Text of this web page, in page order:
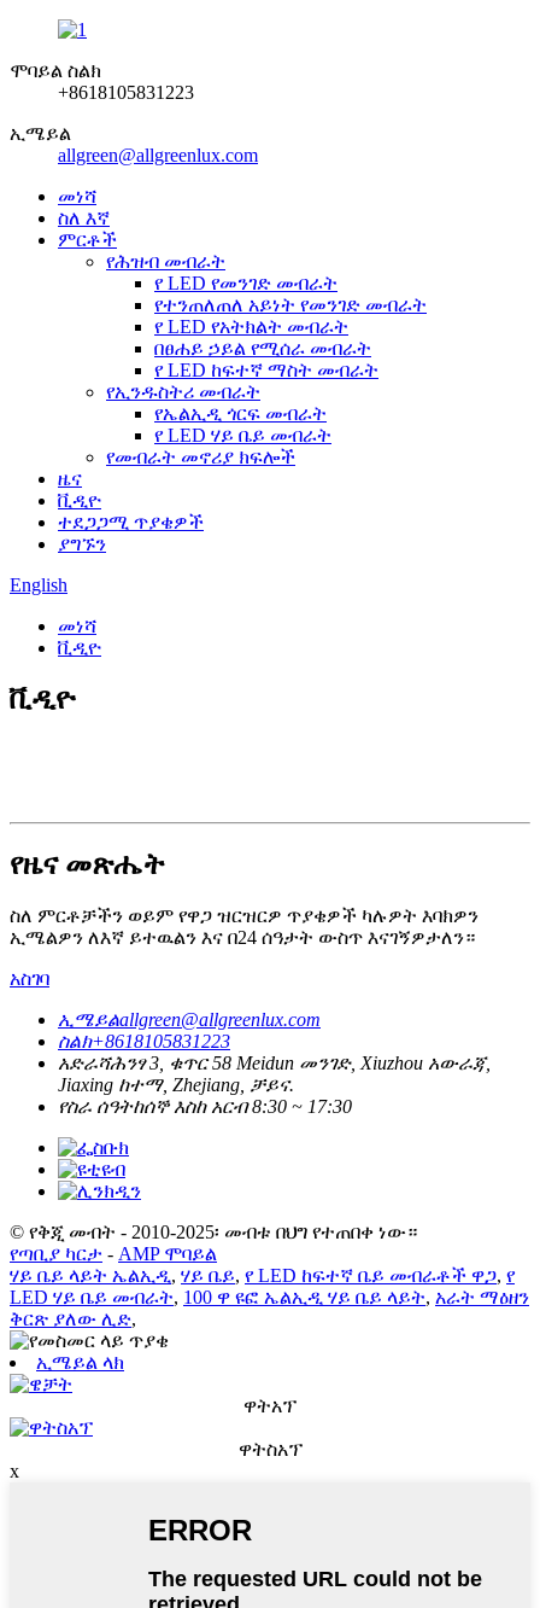
ሞባይል ስልክ
+8618105831223
ኢሜይል
allgreen@allgreenlux.com
መነሻ
ስለ እኛ
ምርቶች
የሕዝብ መብራት
የ LED የመንገድ መብራት
የተንጠለጠለ አይነት የመንገድ መብራት
የ LED የአትክልት መብራት
በፀሐይ ኃይል የሚሰራ መብራት
የ LED ከፍተኛ ማስት መብራት
የኢንዱስትሪ መብራት
የኤልኢዲ ጎርፍ መብራት
የ LED ሃይ ቤይ መብራት
የመብራት መኖሪያ ክፍሎች
ዜና
ቪዲዮ
ተደጋጋሚ ጥያቄዎች
ያግኙን
English
መነሻ
ቪዲዮ
ቪዲዮ
የዜና መጽሔት
ስለ ምርቶቻችን ወይም የዋጋ ዝርዝርዎ ጥያቄዎች ካሉዎት እባክዎን
ኢሜልዎን ለእኛ ይተዉልን እና በ24 ሰዓታት ውስጥ እናገኝዎታለን።
አስገባ
ኢሜይልallgreen@allgreenlux.com
ስልክ+8618105831223
አድራሻሕንፃ 3, ቁጥር 58 Meidun መንገድ, Xiuzhou አውራጃ,
Jiaxing ከተማ, Zhejiang, ቻይና.
የስራ ሰዓትከሰኞ እስከ አርብ 8:30 ~ 17:30
© የቅጂ መብት - 2010-2025፡ መብቱ በህግ የተጠበቀ ነው።
የጣቢያ ካርታ - AMP ሞባይል
ሃይ ቤይ ላይት ኤልኢዲ, ሃይ ቤይ, የ LED ከፍተኛ ቤይ መብራቶች ዋጋ, የ
LED ሃይ ቤይ መብራት, 100 ዋ ዩፎ ኤልኢዲ ሃይ ቤይ ላይት, አራት ማዕዘን
ቅርጽ ያለው ሊድ,
ኢሜይል ላክ
ዋትአፕ
ዋትስአፕ
x